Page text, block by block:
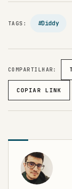
TAGS: #Diddy
COMPARTILHAR:
COPIAR LINK